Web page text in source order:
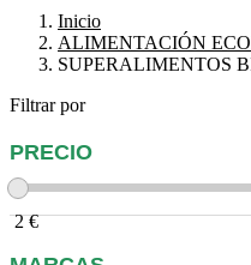
Inicio
ALIMENTACIÓN
SUPERALIMENTOS
Filtrar por
PRECIO
2 €